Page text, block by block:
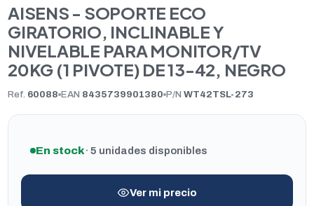
AISENS - SOPORTE ECO
GIRATORIO, INCLINABLE Y
NIVELABLE PARA MONITOR/TV
20KG (1 PIVOTE) DE 13-42, NEGRO
Ref. 60088 EAN 8435739901380 P/N WT42TSL-273
En stock· 5 unidades disponibles
Ver mi precio